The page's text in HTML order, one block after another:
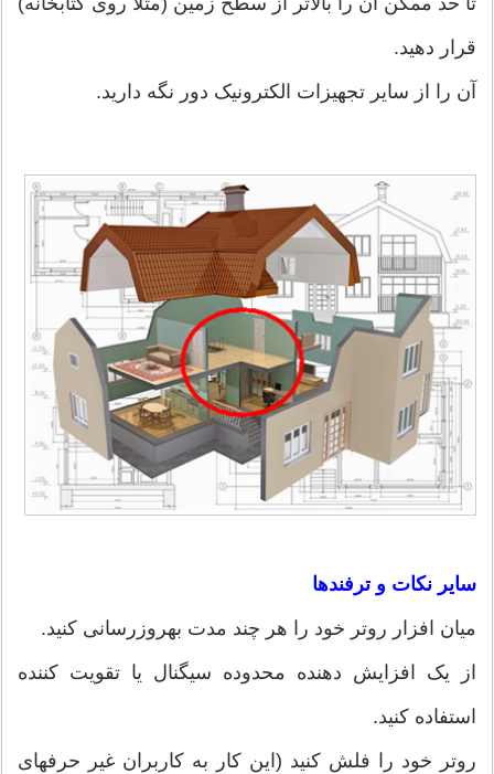
قرار دهید.
آن را از سایر تجهيزات الکترونیک دور نگه دارید.
سایر نکات و ترفندها
میان افزار روتر خود را هر چند مدت به‎روزرسانی کنید.
از یک افزایش دهنده محدوده سیگنال یا تقویت کننده
استفاده کنید.
روتر خود را فلش کنید (این کار به کاربران غیر حرفه‎ای